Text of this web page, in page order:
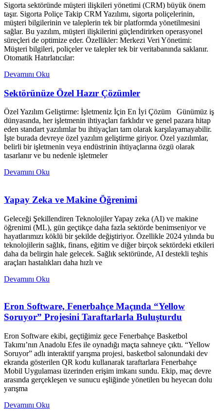
Sigorta sektöründe müşteri ilişkileri yönetimi (CRM) büyük önem
taşır. Sigorta Poliçe Takip CRM Yazılımı, sigorta poliçelerinin,
müşteri bilgilerinin ve taleplerin tek bir platformda yönetilmesini
sağlar. Bu yazılım, müşteri ilişkilerini güçlendirirken operasyonel
süreçleri de optimize eder. Özellikler: Merkezi Veri Yönetimi:
Müşteri bilgileri, poliçeler ve talepler tek bir veritabanında saklanır.
Otomatik Hatırlatıcılar:
Devamını Oku
Sektörünüze Özel Hazır Çözümler
Özel Yazılım Geliştirme: İşletmeniz İçin En İyi Çözüm Günümüz iş
dünyasında, her işletmenin ihtiyaçları farklıdır ve genel pazara hitap
eden standart yazılımlar bu ihtiyaçları tam olarak karşılayamayabilir.
İşte burada devreye özel yazılım geliştirme giriyor. Özel yazılımlar,
belirli bir işletmenin veya endüstrinin ihtiyaçlarına özgü olarak
tasarlanır ve bu nedenle işletmeler
Devamını Oku
Yapay Zeka ve Makine Öğrenimi
Geleceği Şekillendiren Teknolojiler Yapay zeka (AI) ve makine
öğrenimi (ML), gün geçtikçe daha fazla sektörde benimseniyor ve
hayatlarımızı köklü bir şekilde değiştiriyor. Özellikle 2024 yılında bu
teknolojilerin sağlık, finans, eğitim ve diğer birçok sektördeki etkileri
daha da belirgin hale gelecek. Sağlık sektöründe, AI destekli teşhis
araçları hastalıkları daha hızlı ve
Devamını Oku
Eron Software, Fenerbahçe Maçında “Yellow
Soruyor” Projesini Taraftarlarla Buluşturdu
Eron Software ekibi, geçtiğimiz gece Fenerbahçe Basketbol
Takımı’nın Anadolu Efes ile oynadığı maçta sahneye çıktı. “Yellow
Soruyor” adlı interaktif yarışma projesi, basketbol salonundaki dev
ekranda gösterilen QR kodu kullanarak taraftarlara Fenerbahçe
Mobil Uygulaması üzerinden erişim imkanı sundu. Ekip, maç devre
arasında gerçekleşen ve sunucu eşliğinde yönetilen bu heyecan dolu
yarışma
Devamını Oku